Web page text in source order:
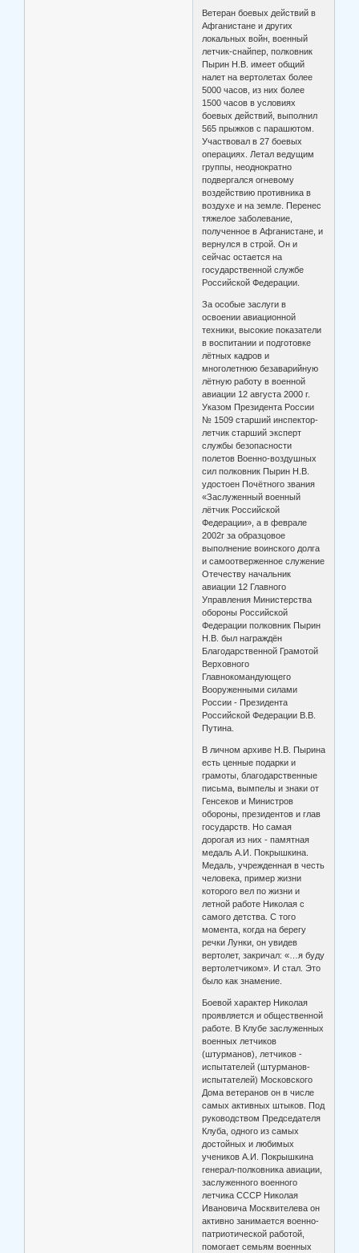
Ветеран боевых действий в
Афганистане и других
локальных войн, военный
летчик-снайпер, полковник
Пырин Н.В. имеет общий
налет на вертолетах более
5000 часов, из них более
1500 часов в условиях
боевых действий, выполнил
565 прыжков с парашютом.
Участвовал в 27 боевых
операциях. Летал ведущим
группы, неоднократно
подвергался огневому
воздействию противника в
воздухе и на земле. Перенес
тяжелое заболевание,
полученное в Афганистане, и
вернулся в строй. Он и
сейчас остается на
государственной службе
Российской Федерации.
За особые заслуги в
освоении авиационной
техники, высокие показатели
в воспитании и подготовке
лётных кадров и
многолетнюю безаварийную
лётную работу в военной
авиации 12 августа 2000 г.
Указом Президента России
№ 1509 старший инспектор-
летчик старший эксперт
службы безопасности
полетов Военно-воздушных
сил полковник Пырин Н.В.
удостоен Почётного звания
«Заслуженный военный
лётчик Российской
Федерации», а в феврале
2002г за образцовое
выполнение воинского долга
и самоотверженное служение
Отечеству начальник
авиации 12 Главного
Управления Министерства
обороны Российской
Федерации полковник Пырин
Н.В. был награждён
Благодарственной Грамотой
Верховного
Главнокомандующего
Вооруженными силами
России - Президента
Российской Федерации В.В.
Путина.
В личном архиве Н.В. Пырина
есть ценные подарки и
грамоты, благодарственные
письма, вымпелы и знаки от
Генсеков и Министров
обороны, президентов и глав
государств. Но самая
дорогая из них - памятная
медаль А.И. Покрышкина.
Медаль, учрежденная в честь
человека, пример жизни
которого вел по жизни и
летной работе Николая с
самого детства. С того
момента, когда на берегу
речки Лунки, он увидев
вертолет, закричал: «…я буду
вертолетчиком». И стал. Это
было как знамение.
Боевой характер Николая
проявляется и общественной
работе. В Клубе заслуженных
военных летчиков
(штурманов), летчиков -
испытателей (штурманов-
испытателей) Московского
Дома ветеранов он в числе
самых активных штыков. Под
руководством Председателя
Клуба, одного из самых
достойных и любимых
учеников А.И. Покрышкина
генерал-полковника авиации,
заслуженного военного
летчика СССР Николая
Ивановича Москвителева он
активно занимается военно-
патриотической работой,
помогает семьям военных